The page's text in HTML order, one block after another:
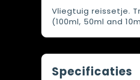
Vliegtuig reissetje.
(100ml, 50ml and
Specificaties